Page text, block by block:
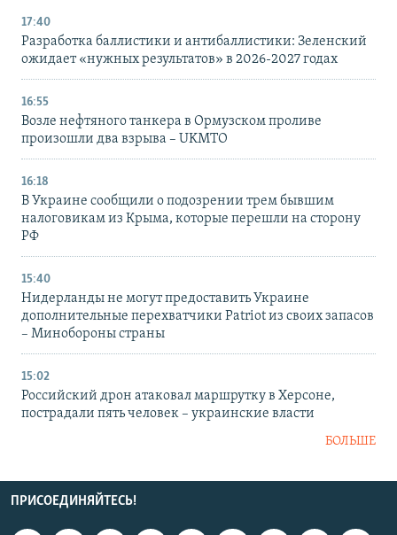
17:40
Разработка баллистики и антибаллистики: Зеленский
ожидает «нужных результатов» в 2026-2027 годах
16:55
Возле нефтяного танкера в Ормузском проливе
произошли два взрыва – UKMTO
16:18
В Украине сообщили о подозрении трем бывшим
налоговикам из Крыма, которые перешли на сторону
РФ
15:40
Нидерланды не могут предоставить Украине
дополнительные перехватчики Patriot из своих запасов
– Минобороны страны
15:02
Российский дрон атаковал маршрутку в Херсоне,
пострадали пять человек – украинские власти
БОЛЬШЕ
ПРИСОЕДИНЯЙТЕСЬ!